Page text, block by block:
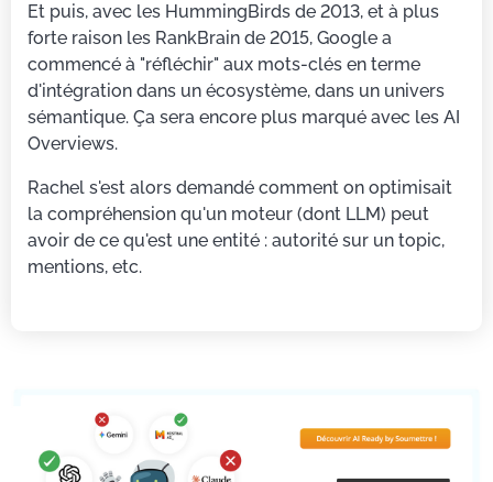
Et puis, avec les HummingBirds de 2013, et à plus
forte raison les RankBrain de 2015, Google a
commencé à "réfléchir" aux mots-clés en terme
d'intégration dans un écosystème, dans un univers
sémantique. Ça sera encore plus marqué avec les AI
Overviews.
Rachel s'est alors demandé comment on optimisait
la compréhension qu'un moteur (dont LLM) peut
avoir de ce qu'est une entité : autorité sur un topic,
mentions, etc.